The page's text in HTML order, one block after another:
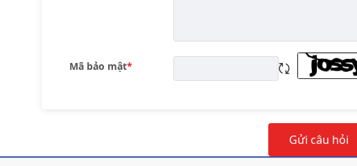
Mã bảo mật Tải lại ảnh số
Gửi câu hỏi